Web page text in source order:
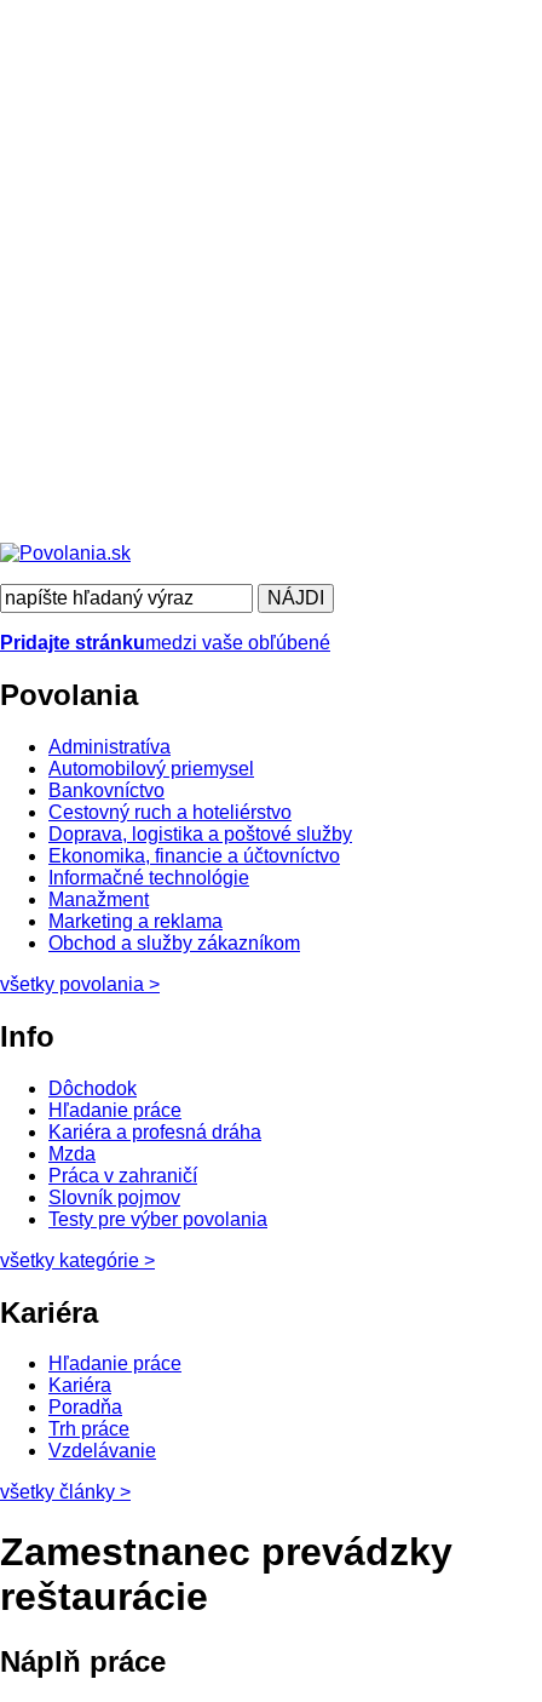
Pridajte stránkumedzi vaše obľúbené
Povolania
Administratíva
Automobilový priemysel
Bankovníctvo
Cestovný ruch a hoteliérstvo
Doprava, logistika a poštové služby
Ekonomika, financie a účtovníctvo
Informačné technológie
Manažment
Marketing a reklama
Obchod a služby zákazníkom
všetky povolania >
Info
Dôchodok
Hľadanie práce
Kariéra a profesná dráha
Mzda
Práca v zahraničí
Slovník pojmov
Testy pre výber povolania
všetky kategórie >
Kariéra
Hľadanie práce
Kariéra
Poradňa
Trh práce
Vzdelávanie
všetky články >
Zamestnanec prevádzky
reštaurácie
Náplň práce